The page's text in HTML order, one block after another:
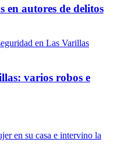
en autores de delitos
varios robos e